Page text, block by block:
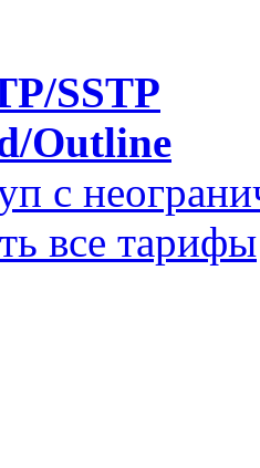
SSTP
Outline
с
все тарифы